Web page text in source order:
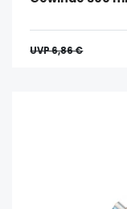
UVP 6,86 €